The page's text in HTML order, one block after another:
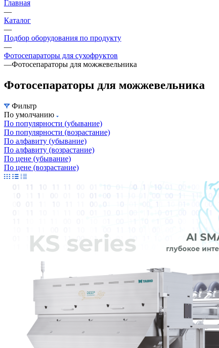
Главная
—
Каталог
—
Подбор оборудования по продукту
—
Фотосепараторы для сухофруктов
—Фотосепараторы для можжевельника
Фотосепараторы для можжевельника
Фильтр
По умолчанию
По популярности (убывание)
По популярности (возрастание)
По алфавиту (убывание)
По алфавиту (возрастание)
По цене (убывание)
По цене (возрастание)